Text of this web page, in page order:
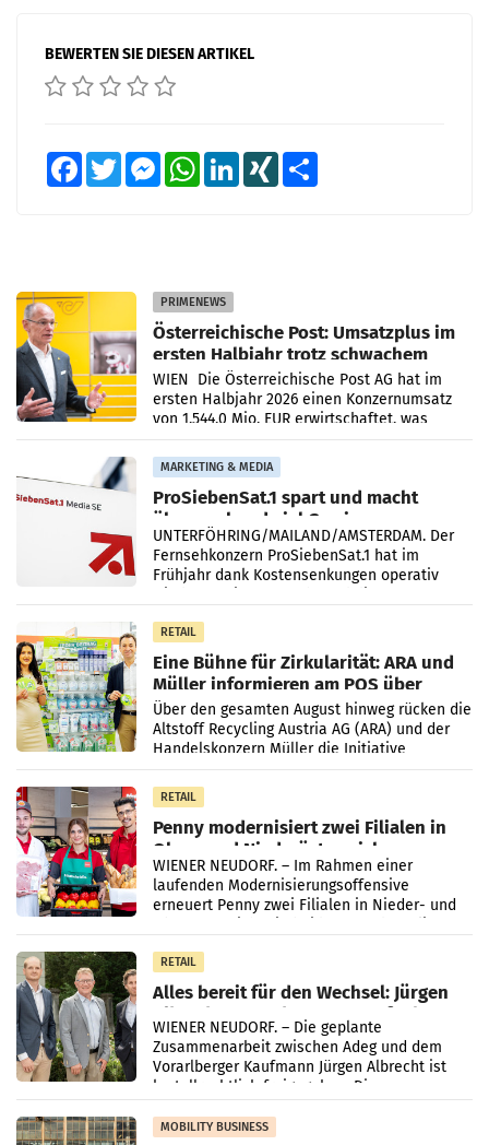
BEWERTEN SIE DIESEN ARTIKEL
FacebookTwitter MessengerWhatsAppLinkedInXING
PRIMENEWS
Österreichische Post: Umsatzplus im
ersten Halbjahr trotz schwachem
Briefgeschäft
WIEN Die Österreichische Post AG hat im
ersten Halbjahr 2026 einen Konzernumsatz
von 1.544,0 Mio. EUR erwirtschaftet, was
einem Plus von 3,8 Prozent gegenüber dem
Vergleichszeitraum
MARKETING & MEDIA
ProSiebenSat.1 spart und macht
überraschend viel Gewinn
UNTERFÖHRING/MAILAND/AMSTERDAM. Der
Fernsehkonzern ProSiebenSat.1 hat im
Frühjahr dank Kostensenkungen operativ
RETAIL
Eine Bühne für Zirkularität: ARA und
Müller informieren am POS über
Kreislauffähigkeit
Über den gesamten August hinweg rücken die
Altstoff Recycling Austria AG (ARA) und der
Handelskonzern Müller die Initiative
„Kreislauf-Helden“ in allen österreichischen
Müller-Filialen
RETAIL
Penny modernisiert zwei Filialen in
Ober- und Niederösterreich
WIENER NEUDORF. – Im Rahmen einer
laufenden Modernisierungsoffensive
erneuert Penny zwei Filialen in Nieder- und
RETAIL
Alles bereit für den Wechsel: Jürgen
Albrecht setzt ab 1.1.2027 auf Adeg
WIENER NEUDORF. – Die geplante
Zusammenarbeit zwischen Adeg und dem
Vorarlberger Kaufmann Jürgen Albrecht ist
kartellrechtlich freigegeben: Die
Bundeswettbewerbsbehörde und der
Bundeskartellanwalt
MOBILITY BUSINESS